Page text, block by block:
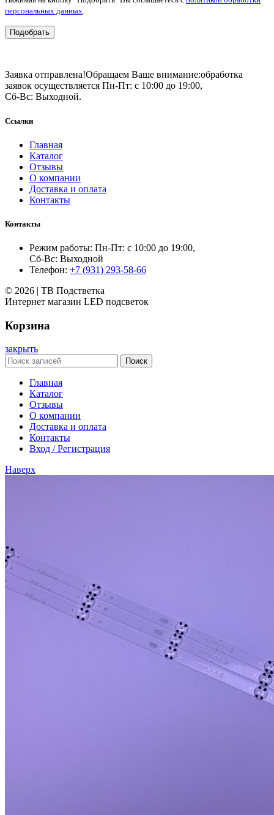
персональных данных.
Подобрать
Заявка отправлена!Обращаем Ваше внимание:обработка
заявок осуществляется Пн-Пт: с 10:00 до 19:00,
Сб-Вс: Выходной.
Ссылки
Главная
Каталог
Отзывы
О компании
Доставка и оплата
Контакты
Контакты
Режим работы: Пн-Пт: с 10:00 до 19:00,
Сб-Вс: Выходной
Телефон: +7 (931) 293-58-66
© 2026 | ТВ Подстветка
Интернет магазин LED подсветок
Корзина
закрыть
Поиск
Главная
Каталог
Отзывы
О компании
Доставка и оплата
Контакты
Вход / Регистрация
Наверх